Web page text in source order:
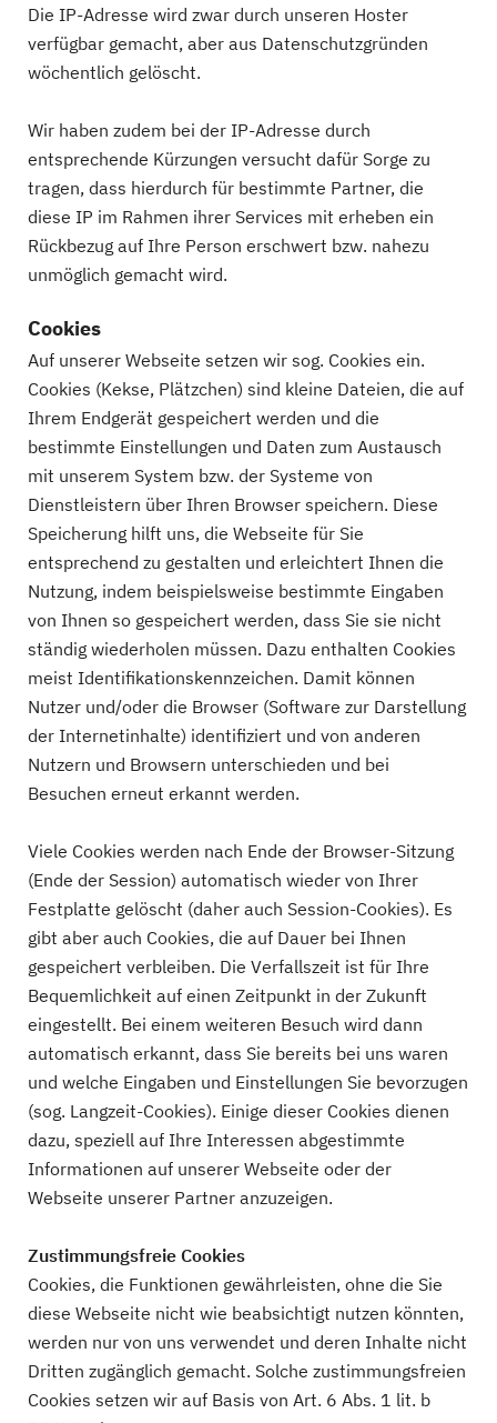
Die IP-Adresse wird zwar durch unseren Hoster
verfügbar gemacht, aber aus Datenschutzgründen
wöchentlich gelöscht.
Wir haben zudem bei der IP-Adresse durch
entsprechende Kürzungen versucht dafür Sorge zu
tragen, dass hierdurch für bestimmte Partner, die
diese IP im Rahmen ihrer Services mit erheben ein
Rückbezug auf Ihre Person erschwert bzw. nahezu
unmöglich gemacht wird.
Cookies
Auf unserer Webseite setzen wir sog. Cookies ein.
Cookies (Kekse, Plätzchen) sind kleine Dateien, die auf
Ihrem Endgerät gespeichert werden und die
bestimmte Einstellungen und Daten zum Austausch
mit unserem System bzw. der Systeme von
Dienstleistern über Ihren Browser speichern. Diese
Speicherung hilft uns, die Webseite für Sie
entsprechend zu gestalten und erleichtert Ihnen die
Nutzung, indem beispielsweise bestimmte Eingaben
von Ihnen so gespeichert werden, dass Sie sie nicht
ständig wiederholen müssen. Dazu enthalten Cookies
meist Identifikationskennzeichen. Damit können
Nutzer und/oder die Browser (Software zur Darstellung
der Internetinhalte) identifiziert und von anderen
Nutzern und Browsern unterschieden und bei
Besuchen erneut erkannt werden.
Viele Cookies werden nach Ende der Browser-Sitzung
(Ende der Session) automatisch wieder von Ihrer
Festplatte gelöscht (daher auch Session-Cookies). Es
gibt aber auch Cookies, die auf Dauer bei Ihnen
gespeichert verbleiben. Die Verfallszeit ist für Ihre
Bequemlichkeit auf einen Zeitpunkt in der Zukunft
eingestellt. Bei einem weiteren Besuch wird dann
automatisch erkannt, dass Sie bereits bei uns waren
und welche Eingaben und Einstellungen Sie bevorzugen
(sog. Langzeit-Cookies). Einige dieser Cookies dienen
dazu, speziell auf Ihre Interessen abgestimmte
Informationen auf unserer Webseite oder der
Webseite unserer Partner anzuzeigen.
Zustimmungsfreie Cookies
Cookies, die Funktionen gewährleisten, ohne die Sie
diese Webseite nicht wie beabsichtigt nutzen könnten,
werden nur von uns verwendet und deren Inhalte nicht
Dritten zugänglich gemacht. Solche zustimmungsfreien
Cookies setzen wir auf Basis von Art. 6 Abs. 1 lit. b